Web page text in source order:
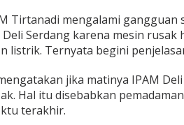
Tirtanadi mengalami gangguan
Serdang karena mesin rusak
listrik. Ternyata begini
jika matinya IPAM
Hal itu disebabkan
terakhir.